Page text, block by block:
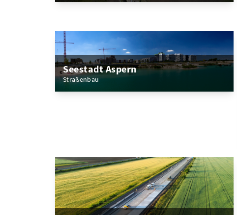
Seestadt Aspern
Straßenbau